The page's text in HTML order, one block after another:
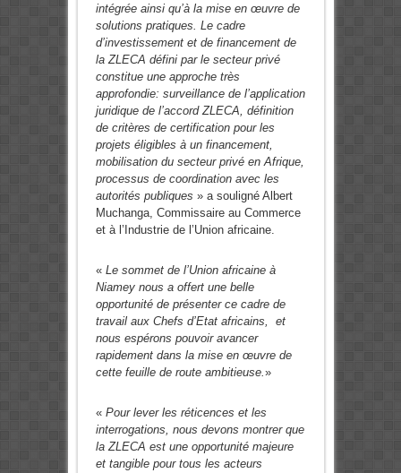
intégrée ainsi qu’à la mise en œuvre de
solutions pratiques. Le cadre
d’investissement et de financement de
la ZLECA défini par le secteur privé
constitue une approche très
approfondie: surveillance de l’application
juridique de l’accord ZLECA, définition
de critères de certification pour les
projets éligibles à un financement,
mobilisation du secteur privé en Afrique,
processus de coordination avec les
autorités publiques » a souligné Albert
Muchanga, Commissaire au Commerce
et à l’Industrie de l’Union africaine.
« Le sommet de l’Union africaine à
Niamey nous a offert une belle
opportunité de présenter ce cadre de
travail aux Chefs d’Etat africains, et
nous espérons pouvoir avancer
rapidement dans la mise en œuvre de
cette feuille de route ambitieuse.»
« Pour lever les réticences et les
interrogations, nous devons montrer que
la ZLECA est une opportunité majeure
et tangible pour tous les acteurs